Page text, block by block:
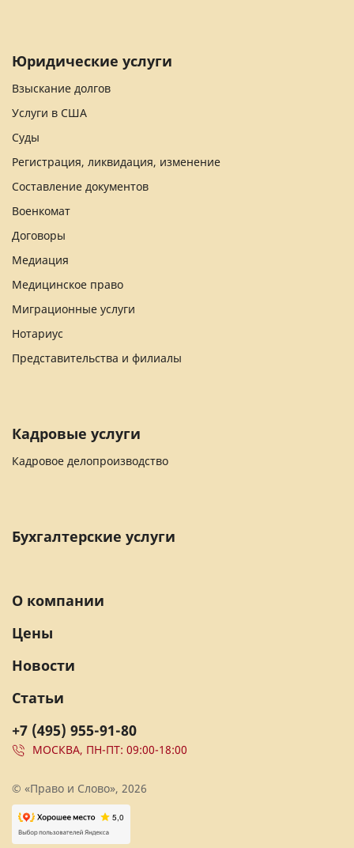
Юридические услуги
Взыскание долгов
Услуги в США
Суды
Регистрация, ликвидация, изменение
Составление документов
Военкомат
Договоры
Медиация
Медицинское право
Миграционные услуги
Нотариус
Представительства и филиалы
Кадровые услуги
Кадровое делопроизводство
Бухгалтерские услуги
+7 (495) 955-91-80
МОСКВА, ПН-ПТ: 09:00-18:00
О компании
Цены
Новости
Статьи
© «Право и Слово», 2026